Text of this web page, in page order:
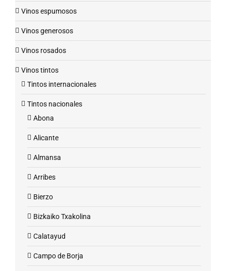
Vinos espumosos
Vinos generosos
Vinos rosados
Vinos tintos
Tintos internacionales
Tintos nacionales
Abona
Alicante
Almansa
Arribes
Bierzo
Bizkaiko Txakolina
Calatayud
Campo de Borja